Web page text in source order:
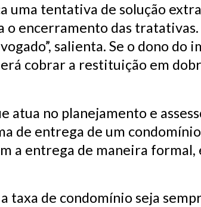
tentativa de solução
encerramento das tratativas.
salienta. Se o dono do
cobrar a restituição em
atua no planejamento e
de entrega de um
a entrega de maneira formal,
taxa de condomínio seja